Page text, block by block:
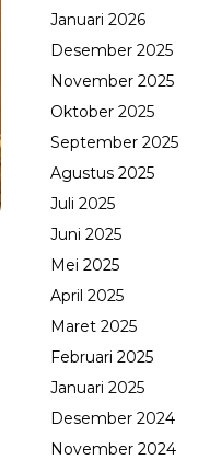
Januari 2026
Desember 2025
November 2025
Oktober 2025
September 2025
Agustus 2025
Juli 2025
Juni 2025
Mei 2025
April 2025
Maret 2025
Februari 2025
Januari 2025
Desember 2024
November 2024